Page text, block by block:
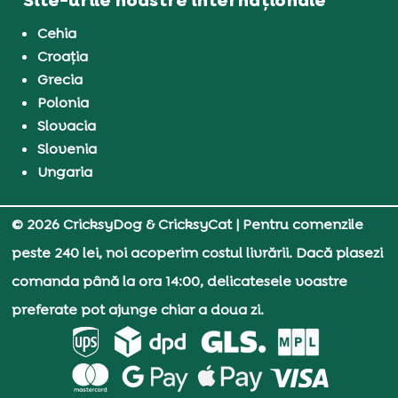
Cehia
Croația
Grecia
Polonia
Slovacia
Slovenia
Ungaria
© 2026 CricksyDog & CricksyCat| Pentru comenzile
peste 240 lei, noi acoperim costul livrării. Dacă plasezi
comanda până la ora 14:00, delicatesele voastre
preferate pot ajunge chiar a doua zi.